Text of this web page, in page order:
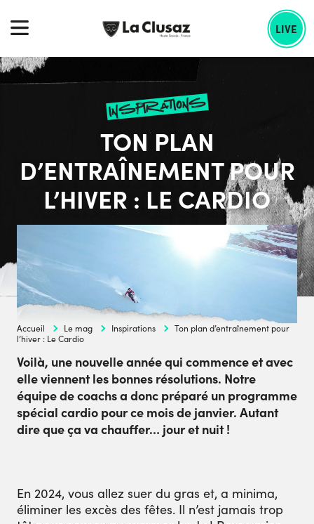
:
content
LIVE
inspirations
TON PLAN
D’ENTRAÎNEMENT POUR
L’HIVER : LE CARDIO
Accueil Le mag Inspirations
Ton plan d’entraînement pour
l’hiver : Le Cardio
Voilà, une nouvelle année qui commence et avec
elle viennent les bonnes résolutions. Notre
équipe de coachs a donc préparé un programme
spécial cardio pour ce mois de janvier. Autant
dire que ça va chauffer… jour et nuit !
En 2024, vous allez suer du gras et, a minima,
éliminer les excès des fêtes. Il n’est jamais trop